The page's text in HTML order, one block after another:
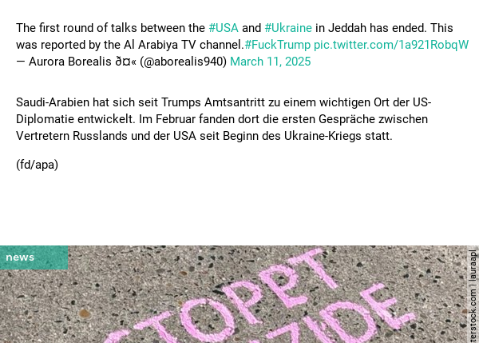
The first round of talks between the #USA and #Ukraine in Jeddah has ended. This
was reported by the Al Arabiya TV channel.#FuckTrump pic.twitter.com/1a921RobqW
— Aurora Borealis ð¤« (@aborealis940) March 11, 2025
Saudi-Arabien hat sich seit Trumps Amtsantritt zu einem wichtigen Ort der US-
Diplomatie entwickelt. Im Februar fanden dort die ersten Gespräche zwischen
Vertretern Russlands und der USA seit Beginn des Ukraine-Kriegs statt.
(fd/apa)
© shutterstock.com | lauraapl